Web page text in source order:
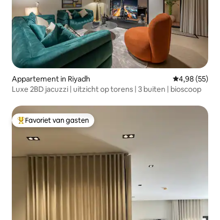
Appartement in Riyadh Gemiddelde
4,98 (55)
Luxe 2BD jacuzzi | uitzicht op torens | 3 buiten | bioscoop
Topfavoriet van gasten
Favoriet van gasten